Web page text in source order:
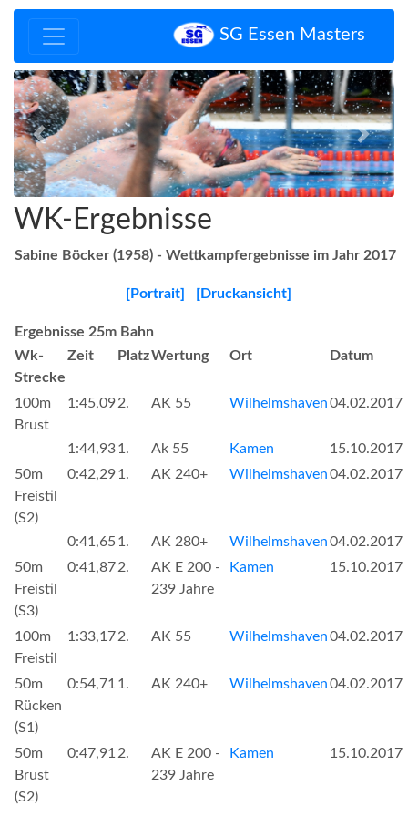
SG Essen Masters
Zurück Vor
WK-Ergebnisse
Sabine Böcker (1958) - Wettkampfergebnisse im Jahr 2017
[Portrait] [Druckansicht]
Ergebnisse 25m Bahn
Wk-
Strecke
Zeit PlatzWertung Ort Datum
100m
Brust
1:45,092. AK 55 Wilhelmshaven04.02.2017
1:44,931. Ak 55 Kamen
15.10.2017
50m
Freistil
(S2)
0:42,291. AK 240+ Wilhelmshaven04.02.2017
0:41,651. AK 280+ Wilhelmshaven04.02.2017
50m
Freistil
(S3)
0:41,872.
AK E 200 -
239 Jahre
Kamen 15.10.2017
100m
Freistil
1:33,172. AK 55 Wilhelmshaven04.02.2017
50m
Rücken
(S1)
0:54,711. AK 240+ Wilhelmshaven04.02.2017
50m
Brust
(S2)
0:47,912.
AK E 200 -
239 Jahre
Kamen 15.10.2017